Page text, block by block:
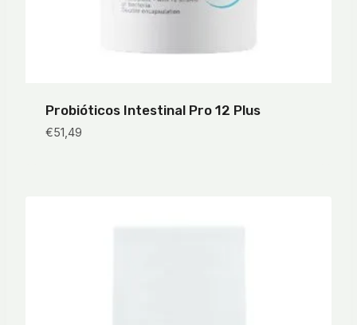
Probióticos Intestinal Pro 12 Plus
€51,49